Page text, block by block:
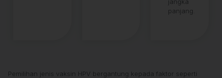
jangka
panjang.
Pemilihan jenis vaksin HPV bergantung kepada faktor seperti